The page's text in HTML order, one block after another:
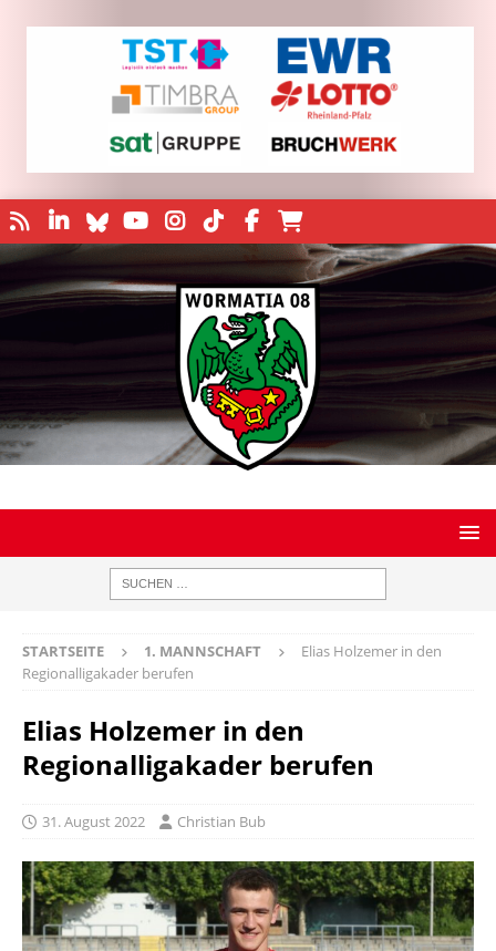
STARTSEITE 1. MANNSCHAFT
Elias Holzemer in den
Regionalligakader berufen
Elias Holzemer in den
Regionalligakader berufen
31. August 2022 Christian Bub